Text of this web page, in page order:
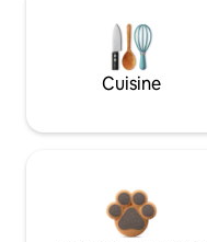
Cuisine